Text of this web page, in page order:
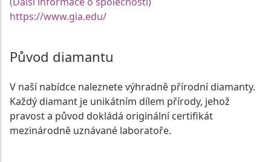
https://www.gia.edu/
Původ diamantu
V naší nabídce naleznete výhradně přírodní diamanty.
Každý diamant je unikátním dílem přírody, jehož
pravost a původ dokládá originální certifikát
mezinárodně uznávané laboratoře.